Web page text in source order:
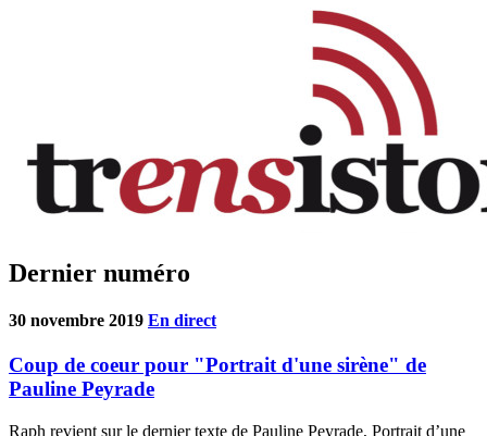
Dernier numéro
30 novembre 2019 En direct
Coup de coeur pour "Portrait d'une sirène" de
Pauline Peyrade
Raph revient sur le dernier texte de Pauline Peyrade, Portrait d’une